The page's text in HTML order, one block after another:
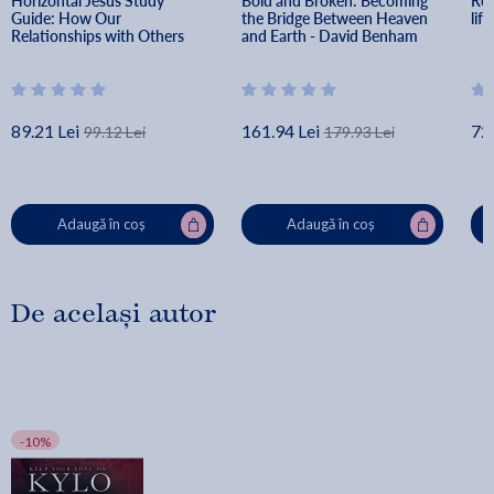
cielo". Puedes aplicar - hoy - las verdades re
Guide: How Our
Relationships with Others
89.21 Lei 99.12 Lei
Adaugă în coș
the Bridge Between Heaven
and Earth - David Benham
161.94 Lei 179.93 Lei
Adaugă în coș
De același autor
-10%